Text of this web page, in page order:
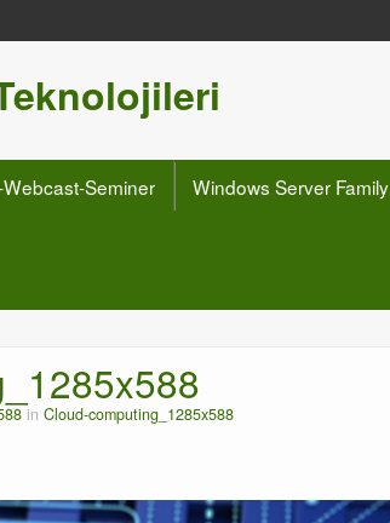
Seminer Windows Server Family
in Cloud-computing_1285x588